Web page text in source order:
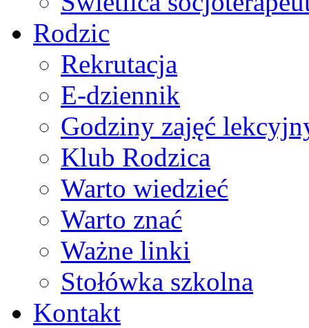
Rodzic
Rekrutacja
E-dziennik
Godziny zajęć
Klub Rodzica
Warto wiedzieć
Warto znać
Ważne linki
Stołówka szkolna
Kontakt